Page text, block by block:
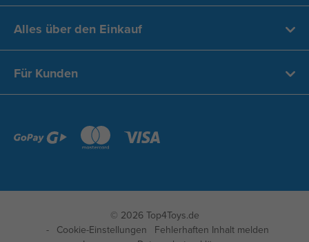
Alles über den Einkauf
Für Kunden
© 2026 Top4Toys.de
Cookie-Einstellungen
Fehlerhaften Inhalt melden